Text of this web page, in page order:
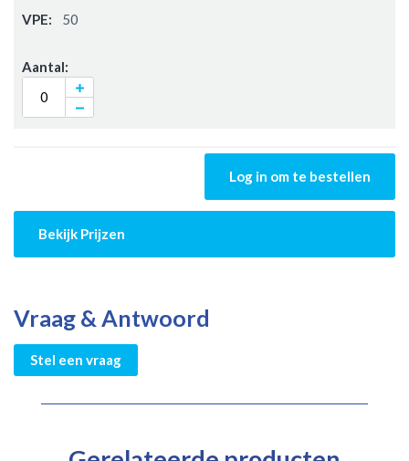
50
Log in om te bestellen
Bekijk Prijzen
Vraag & Antwoord
Stel een vraag